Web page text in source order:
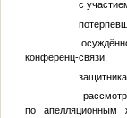
с
конференц-связи,
защитника
по апелляционным